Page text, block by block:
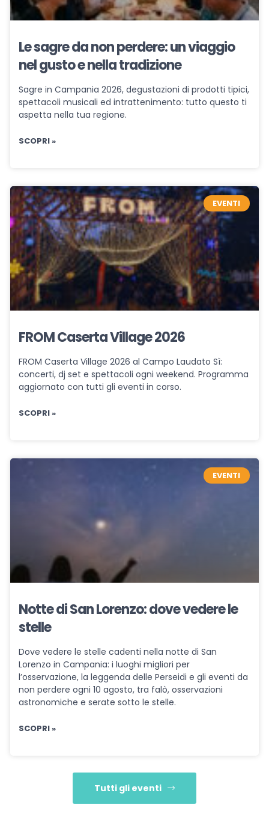
Le sagre da non perdere: un viaggio
nel gusto e nella tradizione
Sagre in Campania 2026, degustazioni di prodotti tipici,
spettacoli musicali ed intrattenimento: tutto questo ti
aspetta nella tua regione.
SCOPRI »
EVENTI
FROM Caserta Village 2026
FROM Caserta Village 2026 al Campo Laudato Sì:
concerti, dj set e spettacoli ogni weekend. Programma
aggiornato con tutti gli eventi in corso.
SCOPRI »
EVENTI
Notte di San Lorenzo: dove vedere le
stelle
Dove vedere le stelle cadenti nella notte di San
Lorenzo in Campania: i luoghi migliori per
l’osservazione, la leggenda delle Perseidi e gli eventi da
non perdere ogni 10 agosto, tra falò, osservazioni
astronomiche e serate sotto le stelle.
SCOPRI »
Tutti gli eventi